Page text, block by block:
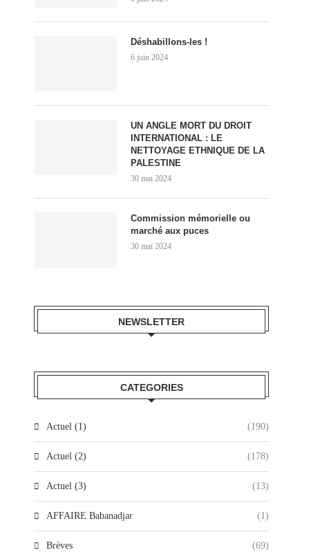
Déshabillons-les !
6 juin 2024
UN ANGLE MORT DU DROIT
INTERNATIONAL : LE
NETTOYAGE ETHNIQUE DE LA
PALESTINE
30 mai 2024
Commission mémorielle ou
marché aux puces
30 mai 2024
NEWSLETTER
CATEGORIES
Actuel (1) (190)
Actuel (2) (178)
Actuel (3) (13)
AFFAIRE Babanadjar (1)
Brèves (69)